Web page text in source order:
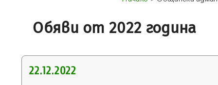
Обяви от 2022 година
22.12.2022